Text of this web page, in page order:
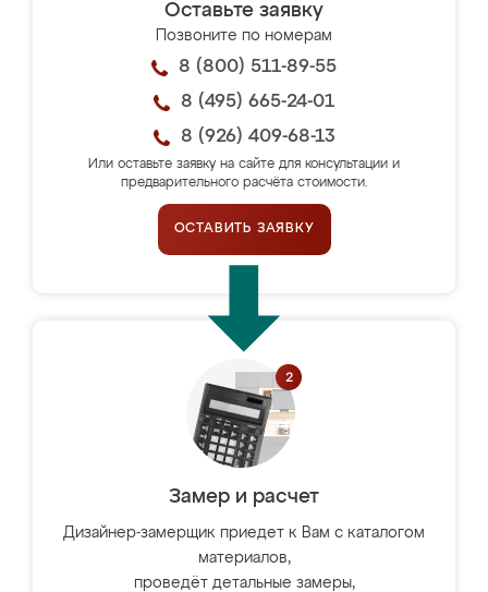
Оставьте заявку
Позвоните по номерам
8 (800) 511-89-55
8 (495) 665-24-01
8 (926) 409-68-13
Или оставьте заявку на сайте для консультации и
предварительного расчёта стоимости.
ОСТАВИТЬ ЗАЯВКУ
Замер и расчет
Дизайнер-замерщик приедет к Вам с каталогом
материалов,
проведёт детальные замеры,